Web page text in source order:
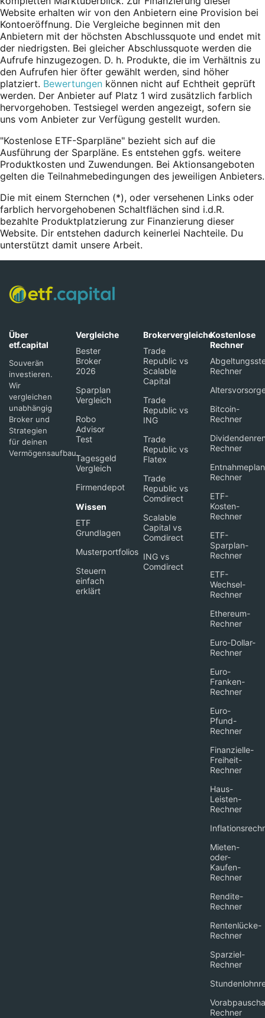
Website erhalten wir von den Anbietern eine Provision bei
Kontoeröffnung. Die Vergleiche beginnen mit den
Anbietern mit der höchsten Abschlussquote und endet mit
der niedrigsten. Bei gleicher Abschlussquote werden die
Aufrufe hinzugezogen. D. h. Produkte, die im Verhältnis zu
den Aufrufen hier öfter gewählt werden, sind höher
platziert. Bewertungen können nicht auf Echtheit geprüft
werden. Der Anbieter auf Platz 1 wird zusätzlich farblich
hervorgehoben. Testsiegel werden angezeigt, sofern sie
uns vom Anbieter zur Verfügung gestellt wurden.
"Kostenlose ETF-Sparpläne" bezieht sich auf die
Ausführung der Sparpläne. Es entstehen ggfs. weitere
Produktkosten und Zuwendungen. Bei Aktionsangeboten
gelten die Teilnahmebedingungen des jeweiligen Anbieters.
Die mit einem Sternchen (*), oder versehenen Links oder
farblich hervorgehobenen Schaltflächen sind i.d.R.
bezahlte Produktplatzierung zur Finanzierung dieser
Website. Dir entstehen dadurch keinerlei Nachteile. Du
unterstützt damit unsere Arbeit.
Über
etf.capital
Souverän
investieren.
Wir
vergleichen
unabhängig
Broker und
Strategien
für deinen
Vermögensaufbau.
Vergleiche
Bester
Broker
2026
Sparplan
Vergleich
Robo
Advisor
Test
Tagesgeld
Vergleich
Firmendepot
Wissen
ETF
Grundlagen
Musterportfolios
Steuern
einfach
erklärt
Brokervergleiche
Trade
Republic vs
Scalable
Capital
Trade
Republic vs
ING
Trade
Republic vs
Flatex
Trade
Republic vs
Comdirect
Scalable
Capital vs
Comdirect
ING vs
Comdirect
Kostenlose
Rechner
Rechner
Bitcoin-
Rechner
Rechner
Rechner
ETF-
Kosten-
Rechner
ETF-
Sparplan-
Rechner
ETF-
Wechsel-
Rechner
Ethereum-
Rechner
Euro-Dollar-
Rechner
Euro-
Franken-
Rechner
Euro-
Pfund-
Rechner
Finanzielle-
Freiheit-
Rechner
Haus-
Leisten-
Rechner
Mieten-
oder-
Kaufen-
Rechner
Rendite-
Rechner
Rentenlücke-
Rechner
Sparziel-
Rechner
Rechner